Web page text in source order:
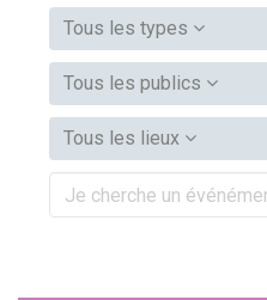
Tous les types
Tous les publics
Tous les lieux